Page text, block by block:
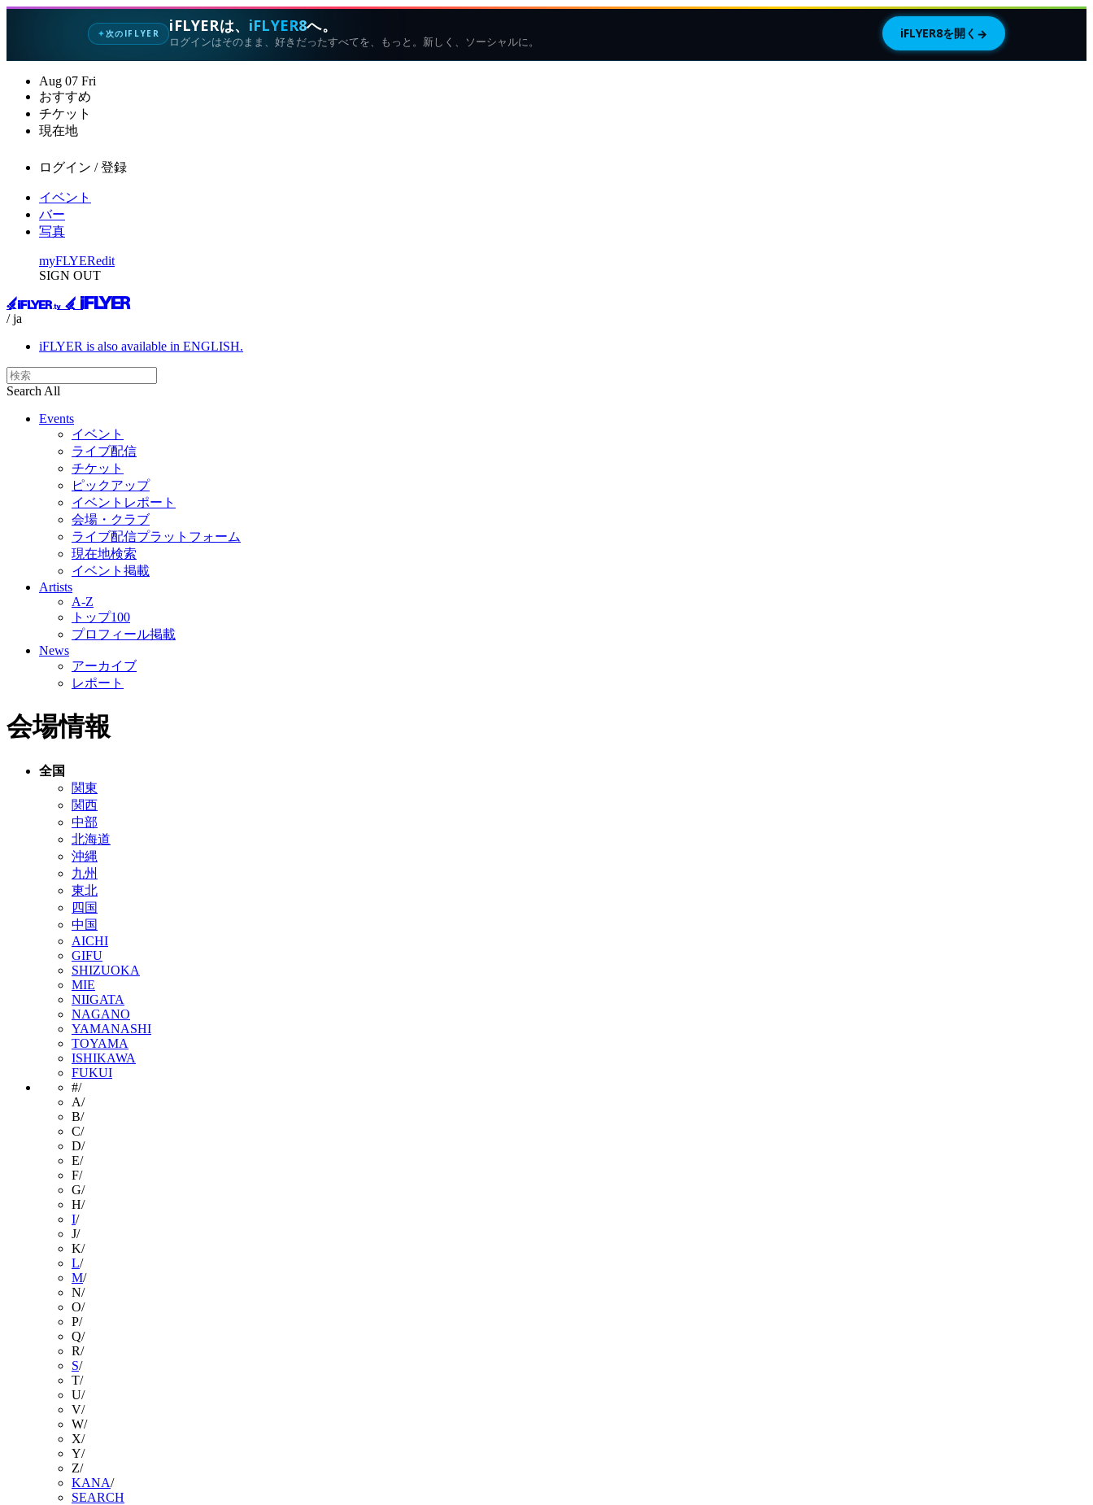
✦次のIFLYER iFLYERは、 iFLYER8へ。
ログインはそのまま、好きだったすべてを、もっと。新しく、ソーシャルに。
iFLYER8を開く →
Aug 07 Fri
おすすめ
チケット
現在地
ログイン / 登録
イベント
バー
写真
myFLYERedit
SIGN OUT
/ ja
iFLYER is also available in ENGLISH.
Search All
Events
イベント
ライブ配信
チケット
ピックアップ
イベントレポート
会場・クラブ
ライブ配信プラットフォーム
現在地検索
イベント掲載
Artists
A-Z
トップ100
プロフィール掲載
News
アーカイブ
レポート
会場情報
全国
関東
関西
中部
北海道
沖縄
九州
東北
四国
中国
AICHI
GIFU
SHIZUOKA
MIE
NIIGATA
NAGANO
YAMANASHI
TOYAMA
ISHIKAWA
FUKUI
#/
A/
B/
C/
D/
E/
F/
G/
H/
I/
J/
K/
L/
M/
N/
O/
P/
Q/
R/
S/
T/
U/
V/
W/
X/
Y/
Z/
KANA/
SEARCH